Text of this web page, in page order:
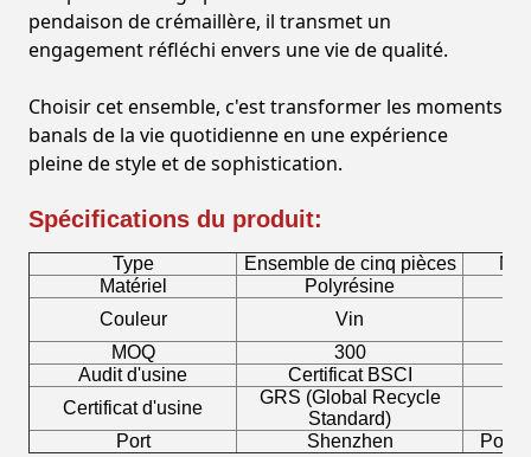
pendaison de crémaillère, il transmet un
engagement réfléchi envers une vie de qualité.
Choisir cet ensemble, c'est transformer les moments
banals de la vie quotidienne en une expérience
pleine de style et de sophistication.
Spécifications du produit:
Type Ensemble de cinq pièces
Matériel
Polyrésine
Couleur
Vin
MOQ
300
Audit d'usine
Certificat BSCI
Certificat d'usine
GRS (Global Recycle
Standard)
Port
Shenzhen